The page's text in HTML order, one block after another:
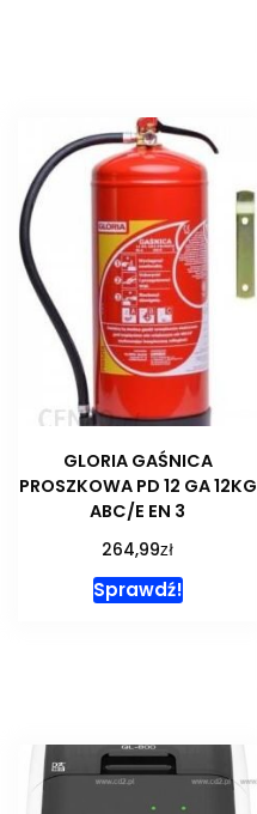
GLORIA GAŚNICA
PROSZKOWA PD 12 GA 12KG
ABC/E EN 3
264,99zł
Sprawdź!